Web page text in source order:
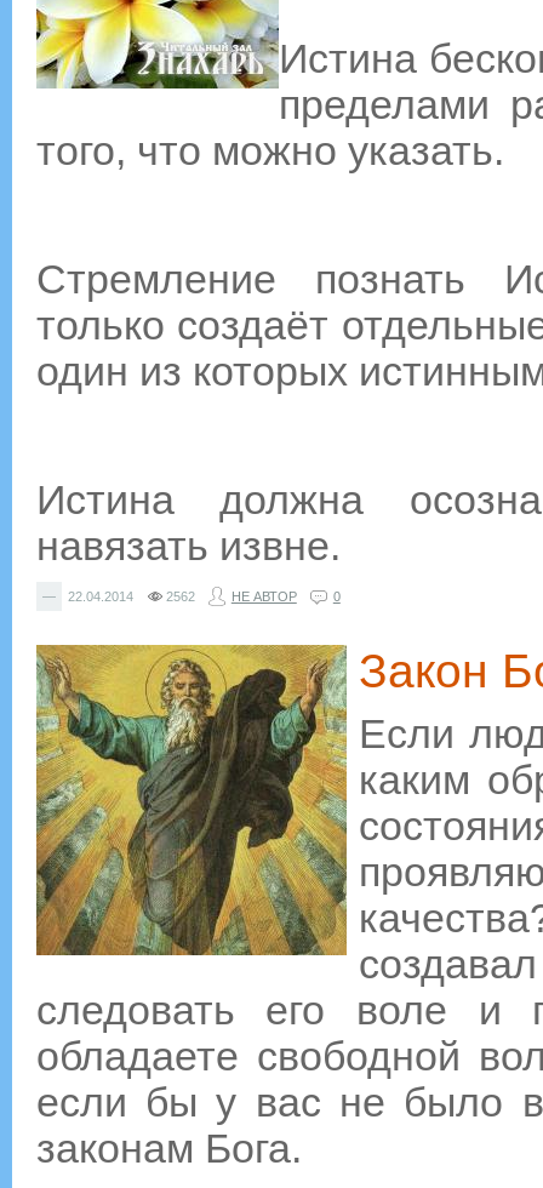
Истина
пределами
того, что можно указать.
Стремление познать
только создаёт
один из которых
Истина должна
навязать извне.
— 22.04.2014 2562 НЕ АВТОР 0
Закон
Если
каким
следовать его воле и
обладаете свободной
если бы у вас не было
законам Бога.